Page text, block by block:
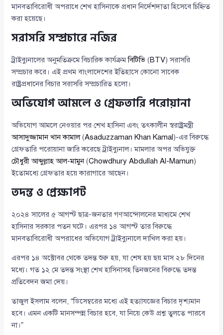
মানবতাবিরোধী অপরাধে শেখ হাসিনাকে প্রধান নির্দেশদাতা হিসেবে চিহ্নিত
করা হয়েছে।
সরাসরি সম্প্রচারে নজির
ট্রাইব্যুনালের অনুমতিক্রমে বিচারিক কার্যক্রমবিটিভি (BTV) সরাসরি
সম্প্রচার করে। এই প্রথম বাংলাদেশের ইতিহাসে কোনো সাবেক
রাষ্ট্রপ্রধানের বিচার সরাসরি সম্প্রচারিত হলো।
অভিযোগ আমলে ও গ্রেফতারি পরোয়ানা
অভিযোগ আমলে নেওয়ার পর শেখ হাসিনা এবং তৎকালীন স্বরাষ্ট্রমন্ত্রী
আসাদুজ্জামান খান কামাল(Asaduzzaman Khan Kamal )-এর বিরুদ্ধে
গ্রেফতারি পরোয়ানা জারি করেছে ট্রাইব্যুনাল। মামলার অপর অভিযুক্ত
চৌধুরী আব্দুল্লাহ আল-মামুন(Chowdhury Abdullah Al-Mamun)
ইতোমধ্যে গ্রেফতার হয়ে কারাগারে আছেন।
তদন্ত ও প্রেক্ষাপট
২০২৪ সালের ৫ আগস্ট ছাত্র-জনতার গণআন্দোলনের মাধ্যমে শেখ
হাসিনার সরকার পতন ঘটে। এরপর ১৪ আগস্ট তার বিরুদ্ধে
মানবতাবিরোধী অপরাধের অভিযোগ ট্রাইব্যুনালে দাখিল করা হয়।
এরপর ১৪ অক্টোবর থেকে তদন্ত শুরু হয়, যা শেষ হয় ছয় মাস ২৮ দিনের
মধ্যে। গত ১২ মে তদন্ত সংস্থা শেখ হাসিনাসহ তিনজনের বিরুদ্ধে তদন্ত
প্রতিবেদন জমা দেয়।
তাজুল ইসলাম বলেন, “ডিসেম্বরের মধ্যে এই হত্যাযজ্ঞের বিচার দৃশ্যমান
হবে। এমন একটি মানসম্পন্ন বিচার হবে, যা নিয়ে কেউ প্রশ্ন তুলতে পারবে
না।”